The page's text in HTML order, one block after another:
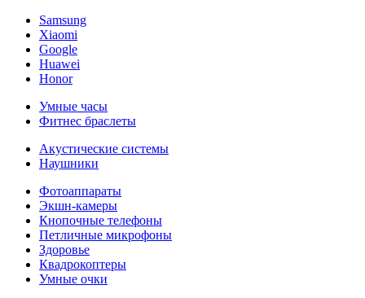
Samsung
Xiaomi
Google
Huawei
Honor
Умные часы
Фитнес браслеты
Акустические системы
Наушники
Фотоаппараты
Экшн-камеры
Кнопочные телефоны
Петличные микрофоны
Здоровье
Квадрокоптеры
Умные очки